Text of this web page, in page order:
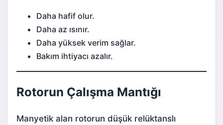
Daha hafif olur.
Daha az ısınır.
Daha yüksek verim sağlar.
Bakım ihtiyacı azalır.
Rotorun Çalışma Mantığı
Manyetik alan rotorun düşük relüktanslı